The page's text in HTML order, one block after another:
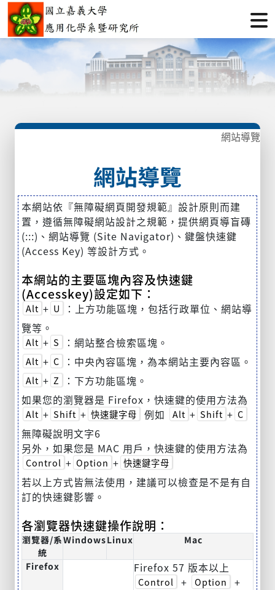
網站導覽
網站導覽
本網站依『無障礙網頁開發規範』設計原則而建
置，遵循無障礙網站設計之規範，提供網頁導盲磚
(:::)、網站導覽 (Site Navigator)、鍵盤快速鍵
(Access Key) 等設計方式。
本網站的主要區塊內容及快速鍵
(Accesskey)設定如下：
Alt + U
：上方功能區塊，包括行政單位、網站導
覽等。
Alt + S ：網站整合檢索區塊。
Alt + C ：中央內容區塊，為本網站主要內容區。
Alt + Z
：下方功能區塊。
如果您的瀏覽器是 Firefox，快速鍵的使用方法為
Alt + Shift + 快速鍵字母 例如 Alt + Shift + C
無障礙說明文字6
另外，如果您是 MAC 用戶，快速鍵的使用方法為
Control + Option + 快速鍵字母
若以上方式皆無法使用，建議可以檢查是不是有自
訂的快速鍵影響。
各瀏覽器快速鍵操作說明：
瀏覽器/系
統
WindowsLinux Mac
Firefox Firefox 57 版本以上
Control + Option +